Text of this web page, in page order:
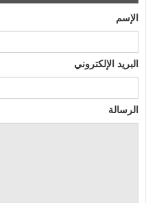
الإسم
البريد الإلكتروني
الرسالة